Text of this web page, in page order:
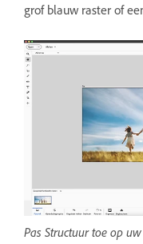
grof blauw raster of
Pas Structuur toe op